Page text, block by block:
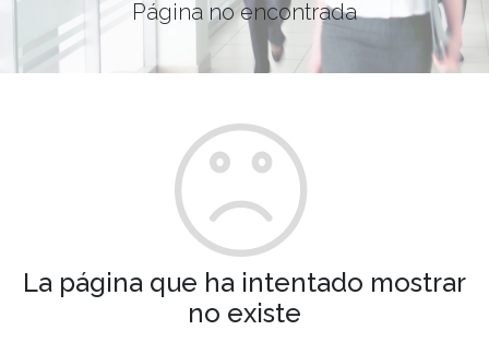
Página no encontrada
La página que ha intentado mostrar
no existe